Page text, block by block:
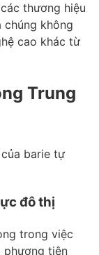
thương hiệu
chúng không
cao khác từ
Trung
barie tự
đô thị
trong việc
phương tiện